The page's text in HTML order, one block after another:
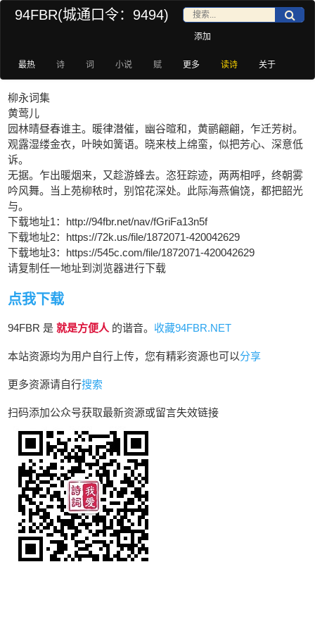
94FBR(城通口令：9494)
添加
最热 诗 词 小说 赋 更多 读诗 关于
柳永词集
黄莺儿
园林晴昼春谁主。暖律潜催，幽谷暄和，黄鹂翩翩，乍迁芳树。
观露湿缕金衣，叶映如簧语。晓来枝上绵蛮，似把芳心、深意低
诉。
无据。乍出暖烟来，又趁游蜂去。恣狂踪迹，两两相呼，终朝雾
吟风舞。当上苑柳秾时，别馆花深处。此际海燕偏饶，都把韶光
与。
下载地址1：http://94fbr.net/nav/fGriFa13n5f
下载地址2：https://72k.us/file/1872071-420042629
下载地址3：https://545c.com/file/1872071-420042629
请复制任一地址到浏览器进行下载
点我下载
94FBR 是就是方便人 的谐音。 收藏94FBR.NET
本站资源均为用户自行上传，您有精彩资源也可以分享
更多资源请自行搜索
扫码添加公众号获取最新资源或留言失效链接